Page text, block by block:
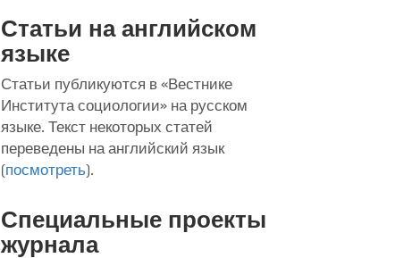
Статьи на английском
языке
Статьи публикуются в «Вестнике
Института социологии» на русском
языке. Текст некоторых статей
переведены на английский язык
(посмотреть).
Специальные проекты
журнала